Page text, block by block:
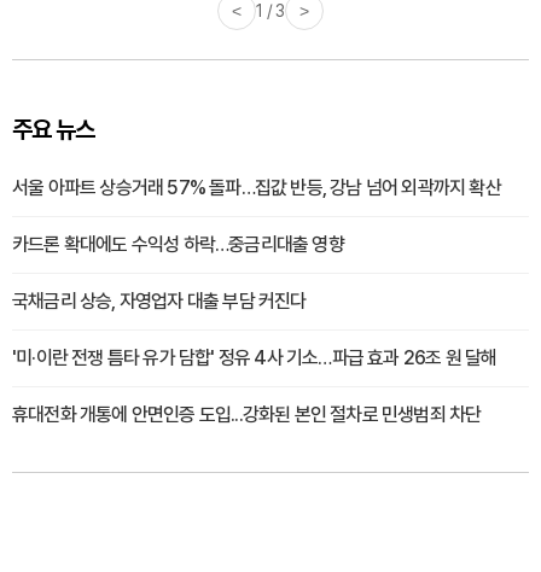
< 1 / 3 >
주요 뉴스
서울 아파트 상승거래 57% 돌파…집값 반등, 강남 넘어 외곽까지 확산
카드론 확대에도 수익성 하락…중금리대출 영향
국채금리 상승, 자영업자 대출 부담 커진다
'미·이란 전쟁 틈타 유가 담합' 정유 4사 기소…파급 효과 26조 원 달해
휴대전화 개통에 안면인증 도입...강화된 본인 절차로 민생범죄 차단